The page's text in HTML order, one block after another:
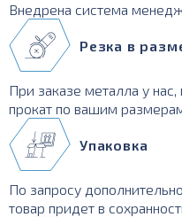
Внедрена система
Резка в
При заказе металла у нас,
прокат по вашим
Упаковка
По запросу дополнительно
товар придет в